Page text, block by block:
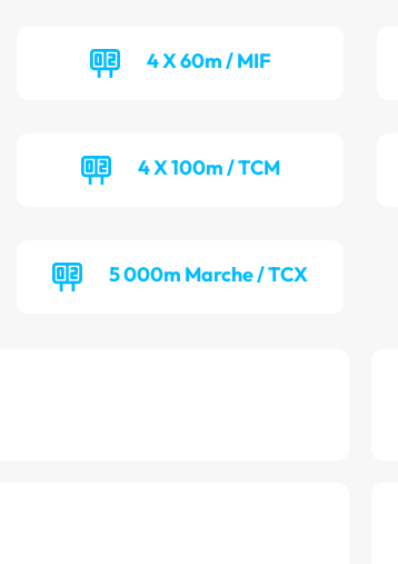
4 X 60m / MIF
4 X 100m / TCM
5 000m Marche / TCX